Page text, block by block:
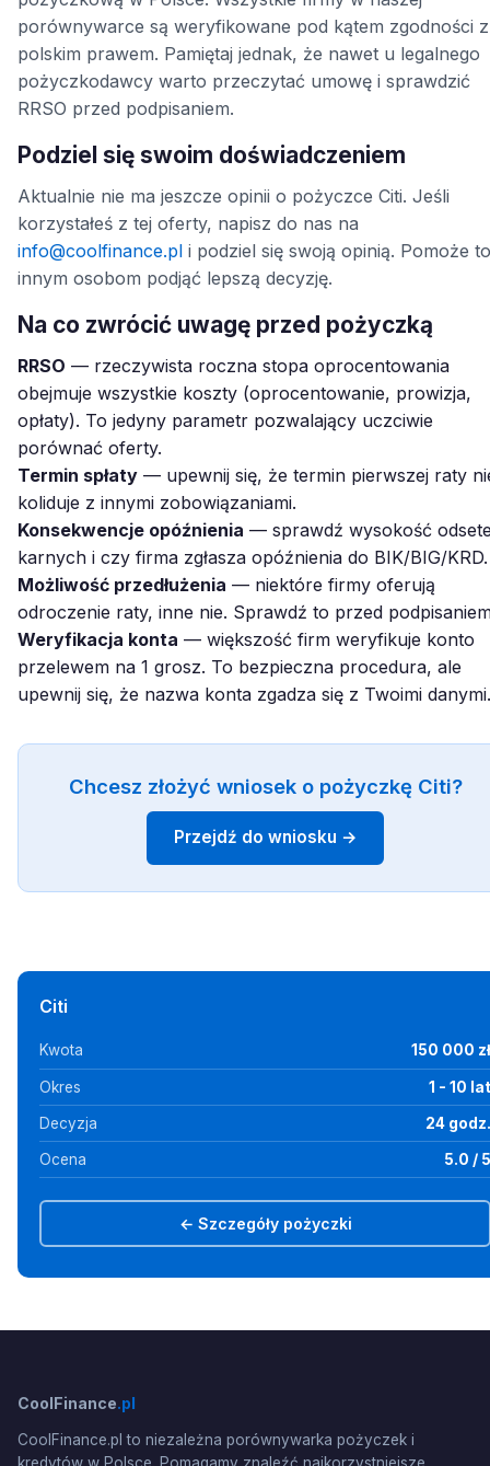
porównywarce są weryfikowane pod kątem zgodności z
polskim prawem. Pamiętaj jednak, że nawet u legalnego
pożyczkodawcy warto przeczytać umowę i sprawdzić
RRSO przed podpisaniem.
Podziel się swoim doświadczeniem
Aktualnie nie ma jeszcze opinii o pożyczce Citi. Jeśli
korzystałeś z tej oferty, napisz do nas na
info@coolfinance.pl i podziel się swoją opinią. Pomoże to
innym osobom podjąć lepszą decyzję.
Na co zwrócić uwagę przed pożyczką
RRSO — rzeczywista roczna stopa oprocentowania
obejmuje wszystkie koszty (oprocentowanie, prowizja,
opłaty). To jedyny parametr pozwalający uczciwie
porównać oferty.
Termin spłaty — upewnij się, że termin pierwszej raty
koliduje z innymi zobowiązaniami.
Konsekwencje opóźnienia — sprawdź wysokość
karnych i czy firma zgłasza opóźnienia do BIK/BIG/KRD.
Możliwość przedłużenia — niektóre firmy oferują
odroczenie raty, inne nie. Sprawdź to przed
Weryfikacja konta — większość firm weryfikuje konto
przelewem na 1 grosz. To bezpieczna procedura, ale
upewnij się, że nazwa konta zgadza się z Twoimi danymi.
Chcesz złożyć wniosek o pożyczkę Citi?
Przejdź do wniosku →
Citi
Kwota 150 000 zł
Okres 1 - 10 lat
Decyzja 24 godz.
Ocena 5.0 / 5
← Szczegóły pożyczki
CoolFinance.pl
CoolFinance.pl to niezależna porównywarka pożyczek i